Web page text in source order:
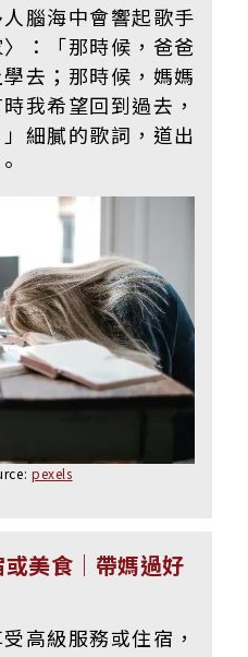
腦海中會響起歌手
：「那時候，爸爸
去；那時候，媽媽
我希望回到過去，
細膩的歌詞，道出
pexels
美食｜帶媽過好
高級服務或住宿，